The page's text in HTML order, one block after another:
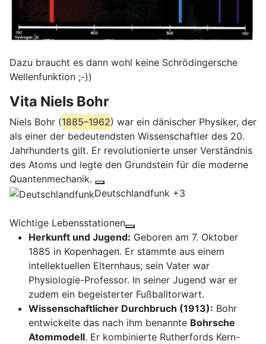
Dazu braucht es dann wohl keine Schrödingersche
Wellenfunktion ;-))
Vita Niels Bohr
Niels Bohr (1885–1962) war ein dänischer Physiker, der
als einer der bedeutendsten Wissenschaftler des 20.
Jahrhunderts gilt. Er revolutionierte unser Verständnis
des Atoms und legte den Grundstein für die moderne
Quantenmechanik.
Deutschlandfunk +3
Wichtige Lebensstationen
Herkunft und Jugend: Geboren am 7. Oktober
1885 in Kopenhagen. Er stammte aus einem
intellektuellen Elternhaus; sein Vater war
Physiologie-Professor. In seiner Jugend war er
zudem ein begeisterter Fußballtorwart.
Wissenschaftlicher Durchbruch (1913): Bohr
entwickelte das nach ihm benannte Bohrsche
Atommodell. Er kombinierte Rutherfords Kern-